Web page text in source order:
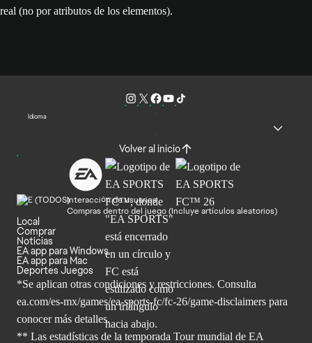
real (no por atributos de los elementos).
Idioma
Volver al inicio
Interacción de usuarios
Compras dentro del juego (Incluye artículos aleatorios)
Local
Comprar
Noticias
EA app para Windows
EA app para Mac
Deportes Juegos
*Se aplican otras condiciones y restricciones. Consulta
ea.com/es-mx/games/ea-sports-fc/fc-26/game-disclaimers para
conocer más detalles.
** Las estadísticas de la temporada Tour mundial de EA